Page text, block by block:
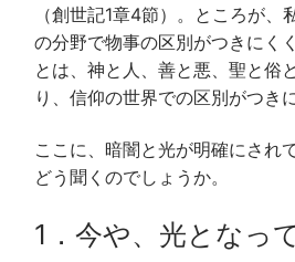
（創世記1章4節）。ところが、
の分野で物事の区別がつきにく
とは、神と人、善と悪、聖と俗
り、信仰の世界での区別がつき
ここに、暗闇と光が明確にされ
どう聞くのでしょうか。
1．今や、光となっ